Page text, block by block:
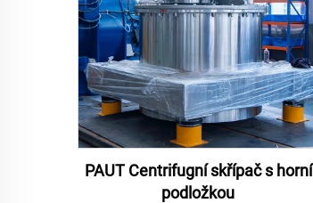
PAUT Centrifugní skřípač s horní
podložkou